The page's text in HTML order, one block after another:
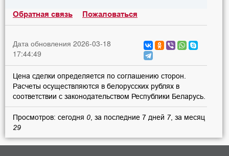
Обратная связь Пожаловаться
Дата обновления 2026-03-18
17:44:49
Цена сделки определяется по соглашению сторон.
Расчеты осуществляются в белорусских рублях в
соответствии с законодательством Республики Беларусь.
Просмотров: сегодня 0 , за последние 7 дней 7, за месяц
29